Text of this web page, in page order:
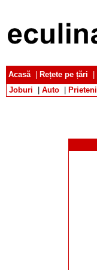
Acasă| Rețete pe țări
Joburi
Auto Prieteni